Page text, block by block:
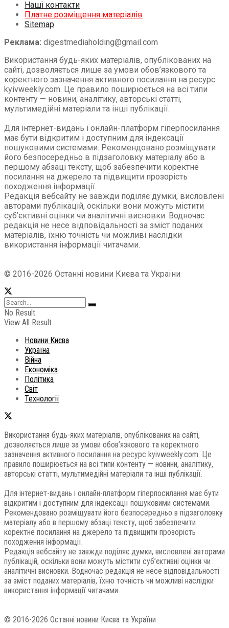
Наші контакти
Платне розміщення матеріалів
Sitemap
Реклама: digestmediaholding@gmail.com
Використання будь-яких матеріалів, опублікованих на
сайті, дозволяється лише за умови обов’язкового та
коректного зазначення активного посилання на ресурс
kyivweekly.com. Це правило поширюється на всі типи
контенту — новини, аналітику, авторські статті,
мультимедійні матеріали та інші публікації.
Для інтернет-видань і онлайн-платформ гіперпосилання
має бути відкритим і доступним для індексації
пошуковими системами. Рекомендовано розміщувати
його безпосередньо в підзаголовку матеріалу або в
першому абзаці тексту, щоб забезпечити коректне
посилання на джерело та підвищити прозорість
походження інформації.
Редакція вебсайту не завжди поділяє думки, висловлені
авторами публікацій, оскільки вони можуть містити
суб’єктивні оцінки чи аналітичні висновки. Водночас
редакція не несе відповідальності за зміст поданих
матеріалів, їхню точність чи можливі наслідки
використання інформації читачами.
© 2016-2026 Останні новини Києва та України
No Result
View All Result
Новини Києва
Україна
Війна
Економіка
Політика
Світ
Технології
Використання будь-яких матеріалів, опублікованих на сайті,
дозволяється лише за умови обов’язкового та коректного
зазначення активного посилання на ресурс kyivweekly.com. Це
правило поширюється на всі типи контенту — новини, аналітику,
авторські статті, мультимедійні матеріали та інші публікації.
Для інтернет-видань і онлайн-платформ гіперпосилання має бути
відкритим і доступним для індексації пошуковими системами.
Рекомендовано розміщувати його безпосередньо в підзаголовку
матеріалу або в першому абзаці тексту, щоб забезпечити
коректне посилання на джерело та підвищити прозорість
походження інформації.
Редакція вебсайту не завжди поділяє думки, висловлені авторами
публікацій, оскільки вони можуть містити суб’єктивні оцінки чи
аналітичні висновки. Водночас редакція не несе відповідальності
за зміст поданих матеріалів, їхню точність чи можливі наслідки
використання інформації читачами.
© 2016-2026 Останні новини Києва та України